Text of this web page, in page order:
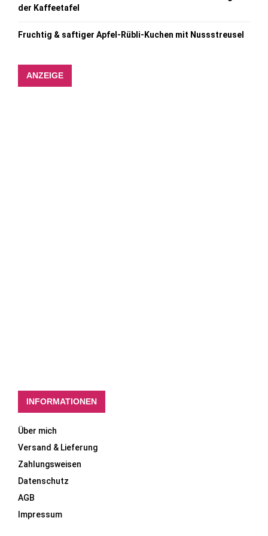
der Kaffeetafel
Fruchtig & saftiger Apfel-Rübli-Kuchen mit Nussstreusel
ANZEIGE
INFORMATIONEN
Über mich
Versand & Lieferung
Zahlungsweisen
Datenschutz
AGB
Impressum